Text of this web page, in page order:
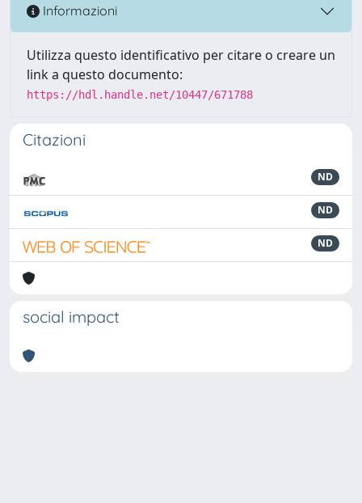
Informazioni
Utilizza questo identificativo per citare o creare un
link a questo documento:
https://hdl.handle.net/10447/671788
Citazioni
ND
ND
ND
social impact